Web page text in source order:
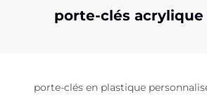
porte-clés acrylique
porte-clés en plastique